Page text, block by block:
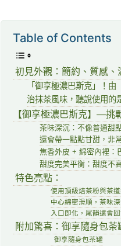
Table of Contents
初見外觀：簡約、質感、
「御享極濃巴斯克」！
治抹茶風味，聽說使用的
【御享極濃巴斯克】—挑
茶味深沉：不像普通甜
還會帶一點點甘甜，非
焦香外皮 + 綿密內裡：
甜度完美平衡：甜度不
特色亮點：
使用頂級焙茶粉與茶
中心綿密滑順，茶味
入口即化，尾韻還會回
附加驚喜：御享隨身包茶
御享隨身包茶罐